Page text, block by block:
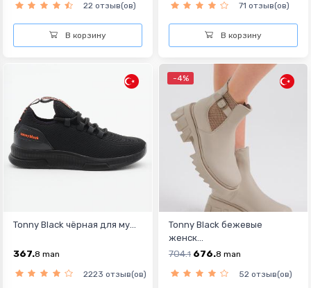
22 отзыв(ов)
В корзину
71 отзыв(ов)
В корзину
Tonny Black чёрная для му...
367.8 man
2223 отзыв(ов)
-4%
Tonny Black бежевые
женск...
704.1 676.8 man
52 отзыв(ов)